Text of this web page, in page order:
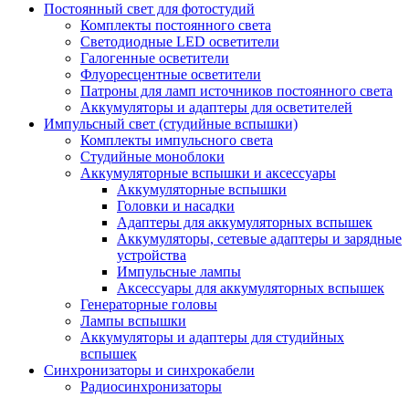
Постоянный свет для фотостудий
Комплекты постоянного света
Светодиодные LED осветители
Галогенные осветители
Флуоресцентные осветители
Патроны для ламп источников постоянного света
Аккумуляторы и адаптеры для осветителей
Импульсный свет (студийные вспышки)
Комплекты импульсного света
Студийные моноблоки
Аккумуляторные вспышки и аксессуары
Аккумуляторные вспышки
Головки и насадки
Адаптеры для аккумуляторных вспышек
Аккумуляторы, сетевые адаптеры и зарядные
устройства
Импульсные лампы
Аксессуары для аккумуляторных вспышек
Генераторные головы
Лампы вспышки
Аккумуляторы и адаптеры для студийных
вспышек
Синхронизаторы и синхрокабели
Радиосинхронизаторы